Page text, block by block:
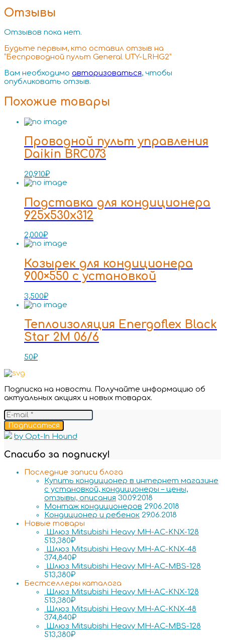
Отзывы
Отзывов пока нет.
Будьте первым, кто оставил отзыв на
“Беспроводной пульт General UTY-LRHG2”
Вам необходимо авторизоваться, чтобы
опубликовать отзыв.
Похожие товары
Проводной пульт управления
Daikin BRC073
20,910₽
Подставка для кондиционера
925x530x312
2,000₽
Козырек для кондиционера
900×550 с установкой
3,500₽
Теплоизоляция Energoflex Black
Star 2M 06/6
50₽
Подписка на новости. Получайте информацию об
актуальных акциях и новых товарах.
Подписаться
by Opt-In Hound
Спасибо за подписку!
Последние записи блога
Купить кондиционер в интернет магазине
с установкой, кондиционеры – цены,
отзывы, описания 30.09.2018
Монтаж кондиционеров 29.06.2018
Кондиционер и ребенок 29.06.2018
Новые товары
Шлюз Mitsubishi Heavy MH-AC-KNX-128
513,380₽
Шлюз Mitsubishi Heavy MH-AC-KNX-48
374,840₽
Шлюз Mitsubishi Heavy MH-AC-MBS-128
513,380₽
Бестселлеры каталога
Шлюз Mitsubishi Heavy MH-AC-KNX-128
513,380₽
Шлюз Mitsubishi Heavy MH-AC-KNX-48
374,840₽
Шлюз Mitsubishi Heavy MH-AC-MBS-128
513,380₽